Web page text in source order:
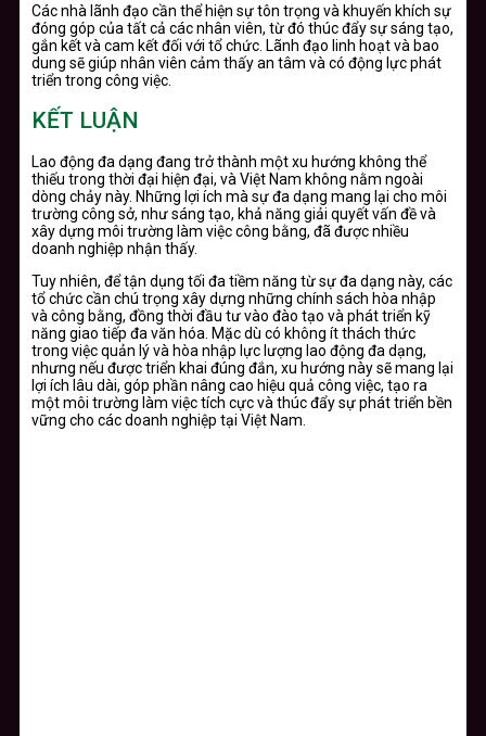
Các nhà lãnh đạo cần thể hiện sự tôn trọng và khuyến khích sự
đóng góp của tất cả các nhân viên, từ đó thúc đẩy sự sáng tạo,
gắn kết và cam kết đối với tổ chức. Lãnh đạo linh hoạt và bao
dung sẽ giúp nhân viên cảm thấy an tâm và có động lực phát
triển trong công việc.
KẾT LUẬN
Lao động đa dạng đang trở thành một xu hướng không thể
thiếu trong thời đại hiện đại, và Việt Nam không nằm ngoài
dòng chảy này. Những lợi ích mà sự đa dạng mang lại cho môi
trường công sở, như sáng tạo, khả năng giải quyết vấn đề và
xây dựng môi trường làm việc công bằng, đã được nhiều
doanh nghiệp nhận thấy.
Tuy nhiên, để tận dụng tối đa tiềm năng từ sự đa dạng này, các
tổ chức cần chú trọng xây dựng những chính sách hòa nhập
và công bằng, đồng thời đầu tư vào đào tạo và phát triển kỹ
năng giao tiếp đa văn hóa. Mặc dù có không ít thách thức
trong việc quản lý và hòa nhập lực lượng lao động đa dạng,
nhưng nếu được triển khai đúng đắn, xu hướng này sẽ mang lại
lợi ích lâu dài, góp phần nâng cao hiệu quả công việc, tạo ra
một môi trường làm việc tích cực và thúc đẩy sự phát triển bền
vững cho các doanh nghiệp tại Việt Nam.